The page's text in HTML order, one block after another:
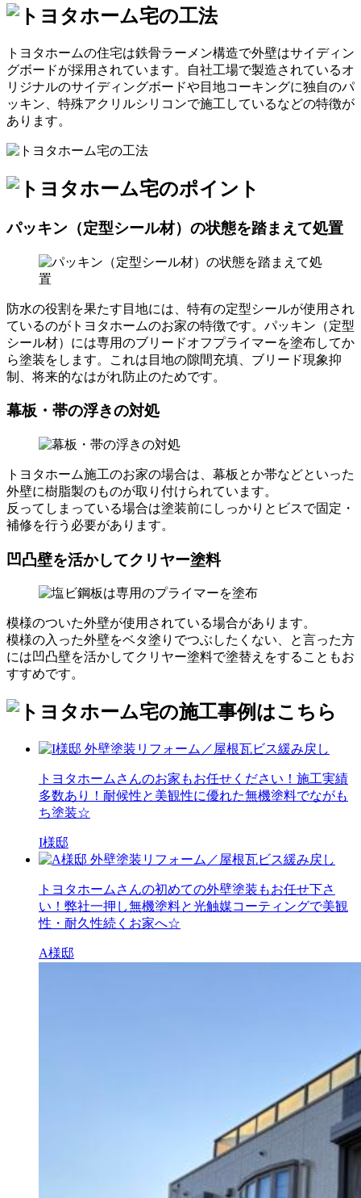
トヨタホームの住宅は鉄骨ラーメン構造で外壁はサイディン
グボードが採用されています。自社工場で製造されているオ
リジナルのサイディングボードや目地コーキングに独自のパ
ッキン、特殊アクリルシリコンで施工しているなどの特徴が
あります。
パッキン（定型シール材）の状態を踏まえて処置
防水の役割を果たす目地には、特有の定型シールが使用され
ているのがトヨタホームのお家の特徴です。パッキン（定型
シール材）には専用のブリードオフプライマーを塗布してか
ら塗装をします。これは目地の隙間充填、ブリード現象抑
制、将来的なはがれ防止のためです。
幕板・帯の浮きの対処
トヨタホーム施工のお家の場合は、幕板とか帯などといった
外壁に樹脂製のものが取り付けられています。
反ってしまっている場合は塗装前にしっかりとビスで固定・
補修を行う必要があります。
凹凸壁を活かしてクリヤー塗料
模様のついた外壁が使用されている場合があります。
模様の入った外壁をベタ塗りでつぶしたくない、と言った方
には凹凸壁を活かしてクリヤー塗料で塗替えをすることもお
すすめです。
トヨタホームさんのお家もお任せください！施工実績
多数あり！耐候性と美観性に優れた無機塗料でながも
ち塗装☆
I様邸
トヨタホームさんの初めての外壁塗装もお任せ下さ
い！弊社一押し無機塗料と光触媒コーティングで美観
性・耐久性続くお家へ☆
A様邸